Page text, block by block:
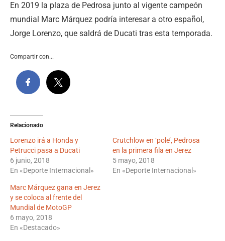
En 2019 la plaza de Pedrosa junto al vigente campeón
mundial Marc Márquez podría interesar a otro español,
Jorge Lorenzo, que saldrá de Ducati tras esta temporada.
Compartir con...
Relacionado
Lorenzo irá a Honda y
Petrucci pasa a Ducati
6 junio, 2018
En «Deporte Internacional»
Crutchlow en ‘pole’, Pedrosa
en la primera fila en Jerez
5 mayo, 2018
En «Deporte Internacional»
Marc Márquez gana en Jerez
y se coloca al frente del
Mundial de MotoGP
6 mayo, 2018
En «Destacado»